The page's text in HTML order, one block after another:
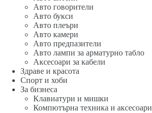
Авто говорители
Авто букси
Авто плеъри
Авто камери
Авто предпазители
Авто лампи за арматурно табло
Аксесоари за кабели
Здраве и красота
Спорт и хоби
За бизнеса
Клавиатури и мишки
Компютърна техника и аксесоари